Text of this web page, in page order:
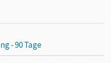
- 90 Tage